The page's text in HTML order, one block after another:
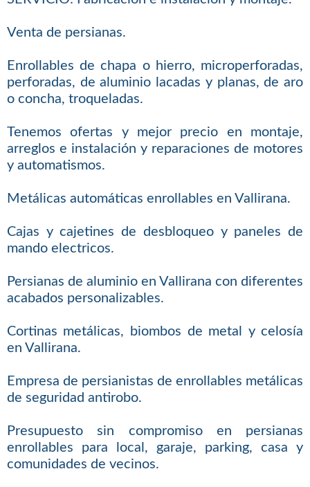
Venta de persianas.
Enrollables de chapa o hierro, microperforadas,
perforadas, de aluminio lacadas y planas, de aro
o concha, troqueladas.
Tenemos ofertas y mejor precio en montaje,
arreglos e instalación y reparaciones de motores
y automatismos.
Metálicas automáticas enrollables en Vallirana.
Cajas y cajetines de desbloqueo y paneles de
mando electricos.
Persianas de aluminio en Vallirana con diferentes
acabados personalizables.
Cortinas metálicas, biombos de metal y celosía
en Vallirana.
Empresa de persianistas de enrollables metálicas
de seguridad antirobo.
Presupuesto sin compromiso en persianas
enrollables para local, garaje, parking, casa y
comunidades de vecinos.